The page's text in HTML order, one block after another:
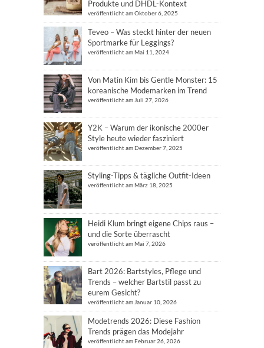
Produkte und DHDL-Kontext
veröffentlicht am Oktober 6, 2025
Teveo – Was steckt hinter der neuen
Sportmarke für Leggings?
veröffentlicht am Mai 11, 2024
Von Matin Kim bis Gentle Monster: 15
koreanische Modemarken im Trend
veröffentlicht am Juli 27, 2026
Y2K – Warum der ikonische 2000er
Style heute wieder fasziniert
veröffentlicht am Dezember 7, 2025
Styling-Tipps & tägliche Outfit-Ideen
veröffentlicht am März 18, 2025
Heidi Klum bringt eigene Chips raus –
und die Sorte überrascht
veröffentlicht am Mai 7, 2026
Bart 2026: Bartstyles, Pflege und
Trends – welcher Bartstil passt zu
eurem Gesicht?
veröffentlicht am Januar 10, 2026
Modetrends 2026: Diese Fashion
Trends prägen das Modejahr
veröffentlicht am Februar 26, 2026